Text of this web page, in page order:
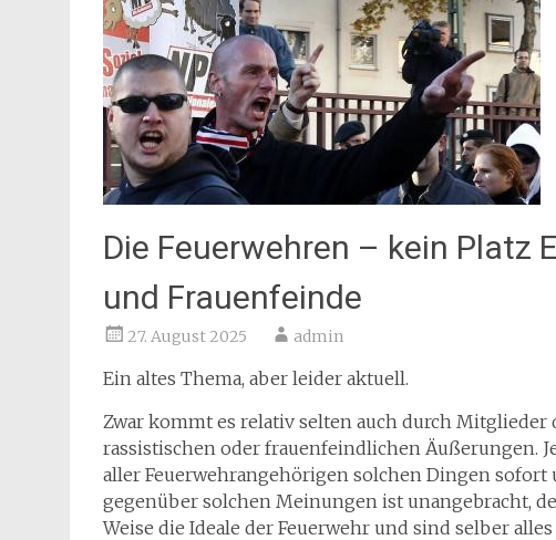
Die Feuerwehren – kein Platz
und Frauenfeinde
27. August 2025 admin
Ein altes Thema, aber leider aktuell.
Zwar kommt es relativ selten auch durch Mitglieder
rassistischen oder frauenfeindlichen Äußerungen.
aller Feuerwehrangehörigen solchen Dingen
gegenüber solchen Meinungen ist unangebracht,
Weise die Ideale der Feuerwehr und sind selber